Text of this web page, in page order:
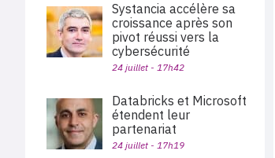
Systancia accélère sa
croissance après son
pivot réussi vers la
cybersécurité
24 juillet - 17h42
Databricks et Microsoft
étendent leur
partenariat
24 juillet - 17h19